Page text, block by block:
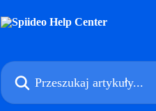
Przeszukaj artykuły...